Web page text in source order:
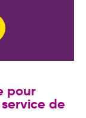
pour
de